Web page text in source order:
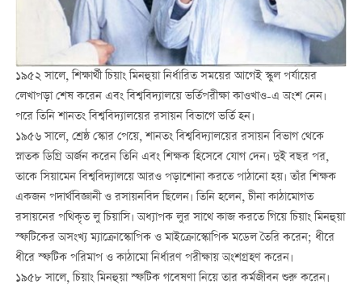
১৯৫২ সালে, শিক্ষার্থী চিয়াং মিনহুয়া নির্ধারিত সময়ের আগেই স্কুল পর্যায়ের
লেখাপড়া শেষ করেন এবং বিশ্ববিদ্যালয়ে ভর্তিপরীক্ষা কাওখাও-এ অংশ নেন।
পরে তিনি শানতং বিশ্ববিদ্যালয়ের রসায়ন বিভাগে ভর্তি হন।
১৯৫৬ সালে, শ্রেষ্ঠ স্কোর পেয়ে, শানতং বিশ্ববিদ্যালয়ের রসায়ন বিভাগ থেকে
স্নাতক ডিগ্রি অর্জন করেন তিনি এবং শিক্ষক হিসেবে যোগ দেন। দুই বছর পর,
তাকে সিয়ামেন বিশ্ববিদ্যালয়ে আরও পড়াশোনা করতে পাঠানো হয়। তাঁর শিক্ষক
একজন পদার্থবিজ্ঞানী ও রসায়নবিদ ছিলেন। তিনি হলেন, চীনা কাঠামোগত
রসায়নের পথিকৃত লু চিয়াসি। অধ্যাপক লুর সাথে কাজ করতে গিয়ে চিয়াং মিনহুয়া
স্ফটিকের অসংখ্য ম্যাক্রোস্কোপিক ও মাইক্রোস্কোপিক মডেল তৈরি করেন; ধীরে
ধীরে স্ফটিক পরিমাপ ও কাঠামো নির্ধারণ পরীক্ষায় অংশগ্রহণ করেন।
১৯৫৮ সালে, চিয়াং মিনহুয়া স্ফটিক গবেষণা নিয়ে তার কর্মজীবন শুরু করেন।